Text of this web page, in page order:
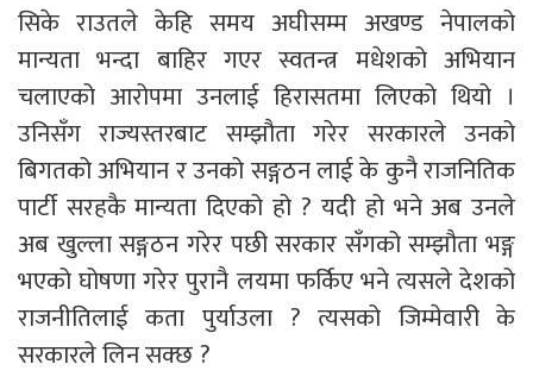
सिके राउतले केहि समय अघीसम्म अखण्ड नेपालको
मान्यता भन्दा बाहिर गएर स्वतन्त्र मधेशको अभियान
चलाएको आरोपमा उनलाई हिरासतमा लिएको थियो ।
उनिसँग राज्यस्तरबाट सम्झौता गरेर सरकारले उनको
बिगतको अभियान र उनको सङ्गठन लाई के कुनै राजनितिक
पार्टी सरहकै मान्यता दिएको हो ? यदी हो भने अब उनले
अब खुल्ला सङ्गठन गरेर पछी सरकार सँगको सम्झौता भङ्ग
भएको घोषणा गरेर पुरानै लयमा फर्किए भने त्यसले देशको
राजनीतिलाई कता पुर्याउला ? त्यसको जिम्मेवारी के
सरकारले लिन सक्छ ?